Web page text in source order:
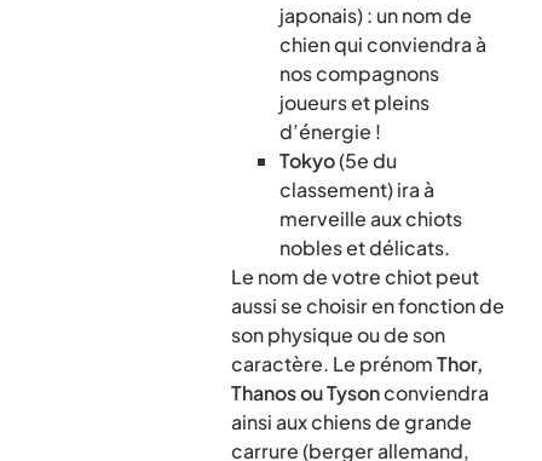
japonais) : un nom de
chien qui conviendra à
nos compagnons
joueurs et pleins
d’énergie !
Tokyo(5e du
classement) ira à
merveille aux chiots
nobles et délicats.
Le nom de votre chiot peut
aussi se choisir en fonction de
son physique ou de son
caractère. Le prénomThor,
Thanos ou Tysonconviendra
ainsi aux chiens de grande
carrure (berger allemand,